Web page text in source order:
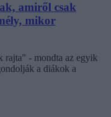
amiről csak
mikor
rajta" - mondta az egyik
a diákok a